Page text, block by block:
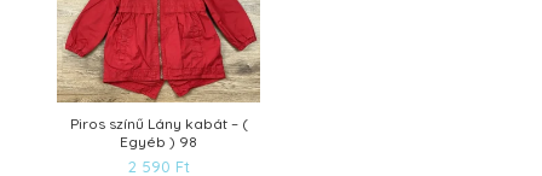
Piros színű Lány kabát – (
Egyéb ) 98
2 590 Ft